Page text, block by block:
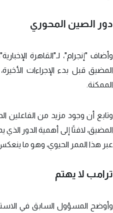
دور الصين المحوري
وأضاف "إنجرام"، لـ"القاهرة
المضيق قبل بدء الإجراءات
الممكنة.
وتابع أن وجود مزيد من الفاعلين
عبر هذا الممر الحيوي، وهو ما
ترامب لا يهتم
وأوضح المسؤول السابق في